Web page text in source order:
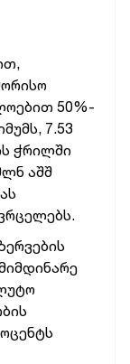
50%-
7.53
ჭრილში
აშშ